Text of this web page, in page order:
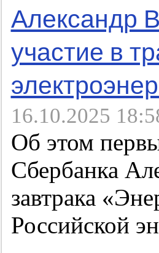
Александр
участие в
16.10.2025
Об этом
Сбербанка
завтрака
Российской